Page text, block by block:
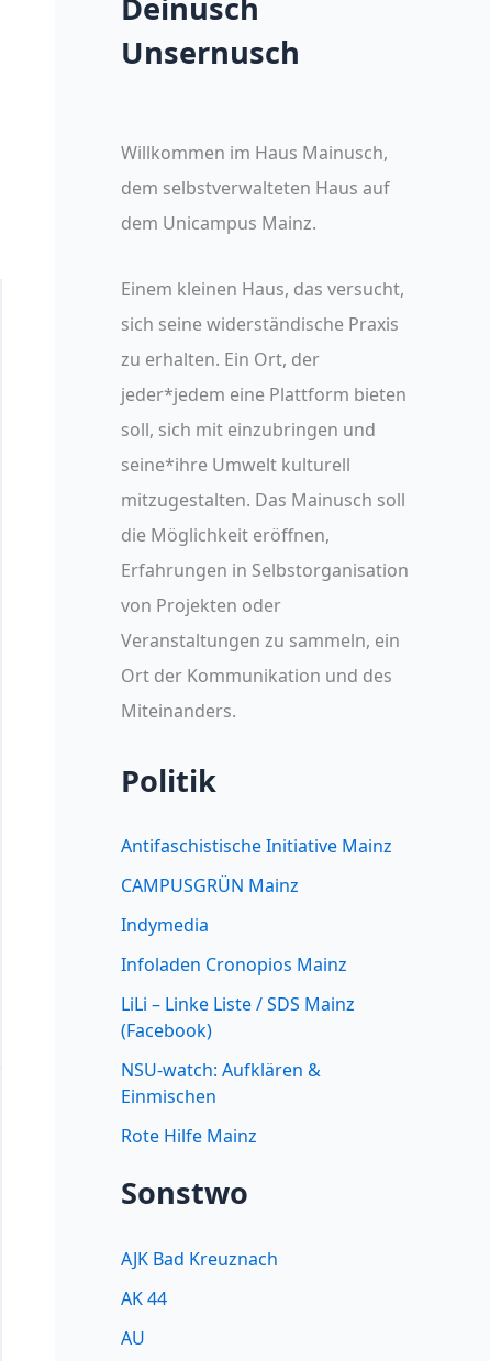
Deinusch
Unsernusch
Willkommen im Haus Mainusch,
dem selbstverwalteten Haus auf
dem Unicampus Mainz.
Einem kleinen Haus, das versucht,
sich seine widerständische Praxis
zu erhalten. Ein Ort, der
jeder*jedem eine Plattform bieten
soll, sich mit einzubringen und
seine*ihre Umwelt kulturell
mitzugestalten. Das Mainusch soll
die Möglichkeit eröffnen,
Erfahrungen in Selbstorganisation
von Projekten oder
Veranstaltungen zu sammeln, ein
Ort der Kommunikation und des
Miteinanders.
Politik
Antifaschistische Initiative Mainz
CAMPUSGRÜN Mainz
Indymedia
Infoladen Cronopios Mainz
LiLi – Linke Liste / SDS Mainz
(Facebook)
NSU-watch: Aufklären &
Einmischen
Rote Hilfe Mainz
Sonstwo
AJK Bad Kreuznach
AK 44
AU